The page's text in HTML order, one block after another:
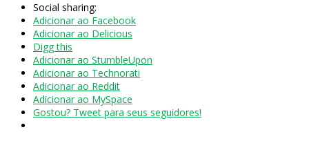
Social sharing:
Adicionar ao Facebook
Adicionar ao Delicious
Digg this
Adicionar ao StumbleUpon
Adicionar ao Technorati
Adicionar ao Reddit
Adicionar ao MySpace
Gostou? Tweet para seus seguidores!